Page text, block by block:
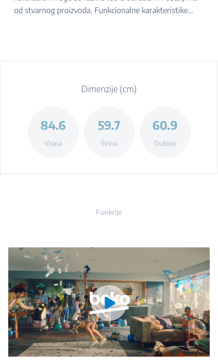
od stvarnog proizvoda. Funkcionalne karakteristike
Dimenzije (cm)
84.6
Visina
59.7
Širina
60.9
Dubina
Funkcije